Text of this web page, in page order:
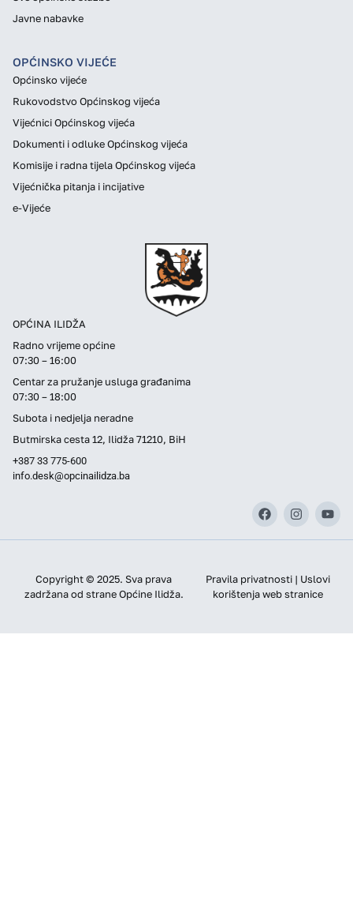
OPĆINA ILIDŽA
Radno vrijeme općine
07:30 – 16:00
Centar za pružanje usluga građanima
07:30 – 18:00
Subota i nedjelja neradne
Butmirska cesta 12, Ilidža 71210, BiH
+387 33 775-600
info.desk@opcinailidza.ba
Javne nabavke
OPĆINSKO VIJEĆE
Općinsko vijeće
Rukovodstvo Općinskog vijeća
Vijećnici Općinskog vijeća
Dokumenti i odluke Općinskog vijeća
Komisije i radna tijela Općinskog vijeća
Vijećnička pitanja i incijative
e-Vijeće
Copyright © 2025. Sva prava
zadržana od strane Općine Ilidža.
Pravila privatnosti | Uslovi
korištenja web stranice